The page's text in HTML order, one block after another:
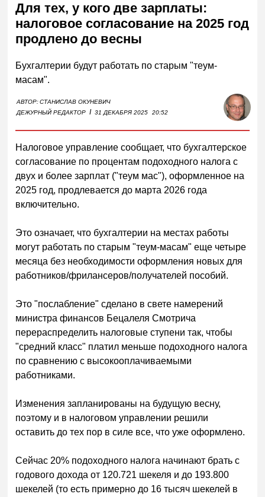
Для тех, у кого две зарплаты:
налоговое согласование на 2025 год
продлено до весны
Бухгалтерии будут работать по старым "теум-
масам".
АВТОР:СТАНИСЛАВ ОКУНЕВИЧ
ДЕЖУРНЫЙ РЕДАКТОР I 31 ДЕКАБРЯ 2025 20:52
Налоговое управление сообщает, что бухгалтерское
согласование по процентам подоходного налога с
двух и более зарплат ("теум мас"), оформленное на
2025 год, продлевается до марта 2026 года
включительно.
Это означает, что бухгалтерии на местах работы
могут работать по старым "теум-масам" еще четыре
месяца без необходимости оформления новых для
работников/фрилансеров/получателей пособий.
Это "послабление" сделано в свете намерений
министра финансов Бецалеля Смотрича
перераспределить налоговые ступени так, чтобы
"средний класс" платил меньше подоходного налога
по сравнению с высокооплачиваемыми
работниками.
Изменения запланированы на будущую весну,
поэтому и в налоговом управлении решили
оставить до тех пор в силе все, что уже оформлено.
Сейчас 20% подоходного налога начинают брать с
годового дохода от 120.721 шекеля и до 193.800
шекелей (то есть примерно до 16 тысяч шекелей в